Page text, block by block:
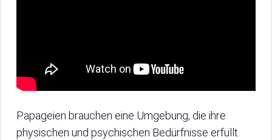
Papageien brauchen eine Umgebung, die ihre
physischen und psychischen Bedürfnisse erfüllt.